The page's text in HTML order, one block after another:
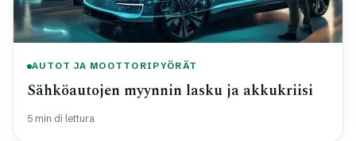
AUTOT JA MOOTTORIPYÖRÄT
Sähköautojen myynnin lasku ja akkukriisi
5 min di lettura